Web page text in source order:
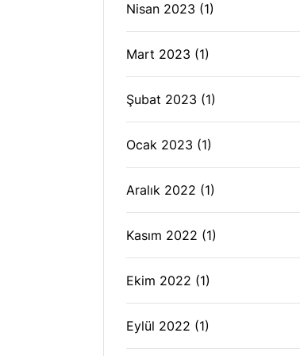
Nisan 2023 (1)
Mart 2023 (1)
Şubat 2023 (1)
Ocak 2023 (1)
Aralık 2022 (1)
Kasım 2022 (1)
Ekim 2022 (1)
Eylül 2022 (1)